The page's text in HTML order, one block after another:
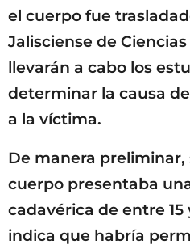
el cuerpo fue
Jalisciense de
llevarán a cabo los
determinar la causa
a la víctima.
De manera
cuerpo presentaba
cadavérica de entre 15
indica que habría